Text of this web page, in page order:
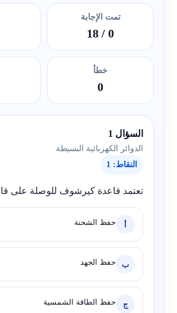
تمت الإجابة
0
/ 18
خطأ
0
السؤال 1
الدوائر الكهربائية البسيطة
النقاط: 1
تعتمد قاعدة كيرشوف للوصلة على
حفظ الشحنة
ب حفظ الجهد
ج حفظ الطاقة الشمسية